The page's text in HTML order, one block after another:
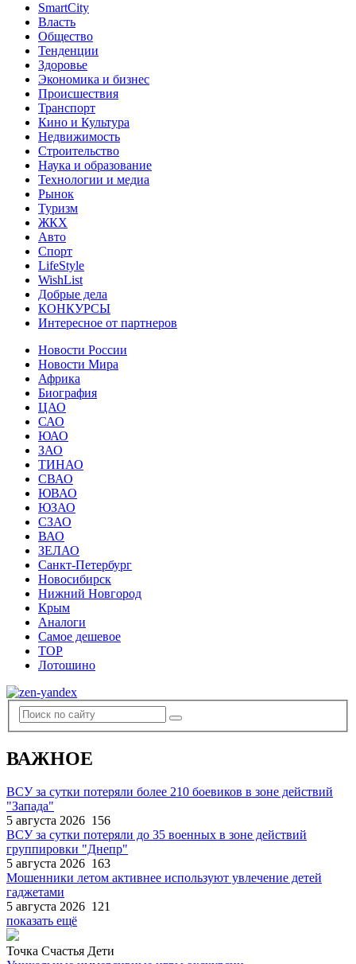
SmartCity
Власть
Общество
Тенденции
Здоровье
Экономика и бизнес
Происшествия
Транспорт
Кино и Культура
Недвижимость
Строительство
Наука и образование
Технологии и медиа
Рынок
Туризм
ЖКХ
Авто
Спорт
LifeStyle
WishList
Добрые дела
КОНКУРСЫ
Интересное от партнеров
Новости России
Новости Мира
Африка
Биография
ЦАО
САО
ЮАО
ЗАО
ТИНАО
СВАО
ЮВАО
ЮЗАО
СЗАО
ВАО
ЗЕЛАО
Санкт-Петербург
Новосибирск
Нижний Новгород
Крым
Аналоги
Самое дешевое
TOP
Лотошино
ВАЖНОЕ
ВСУ за сутки потеряли более 210 боевиков в зоне действий
"Запада"
5 августа 2026 156
ВСУ за сутки потеряли до 35 военных в зоне действий
группировки "Днепр"
5 августа 2026 163
Мошенники летом активнее используют увлечение детей
гаджетами
5 августа 2026 121
показать ещё
Точка Счастья Дети